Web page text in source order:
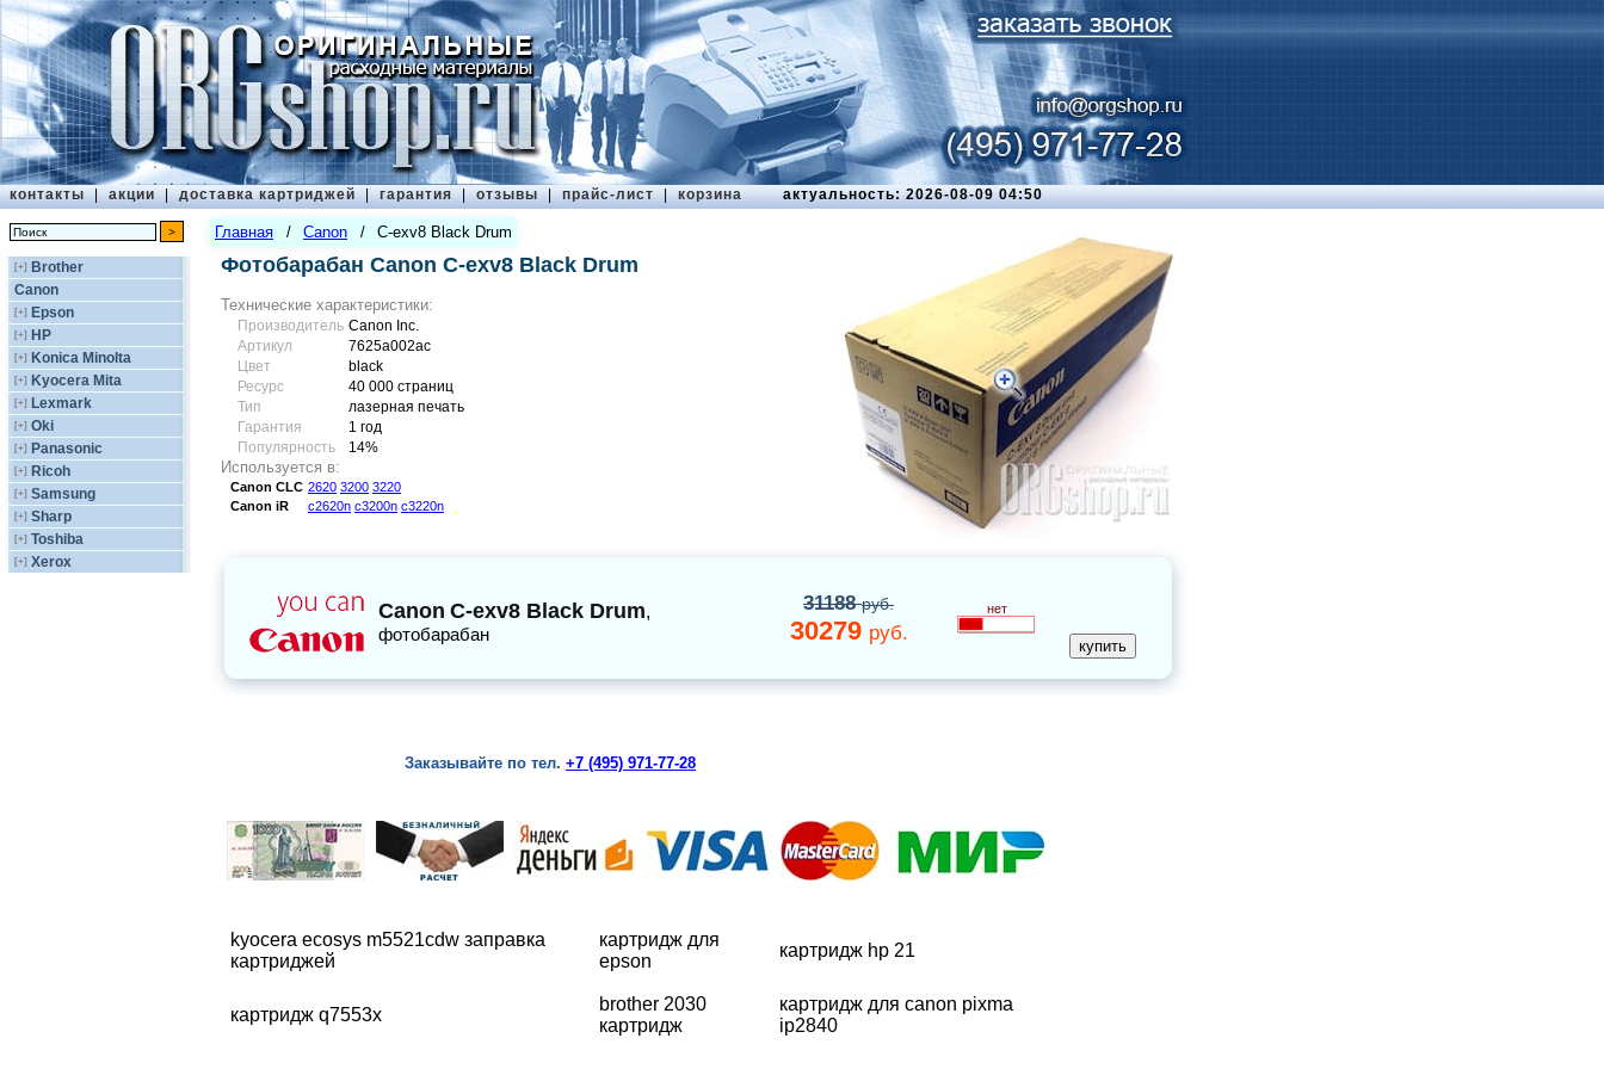
контакты | акции | доставка картриджей | гарантия | отзывы | прайс-лист | корзина актуальность: 2026-08-09 04:50
[+] Brother
Canon
[+] Epson
[+] HP
[+] Konica Minolta
[+] Kyocera Mita
[+] Lexmark
[+] Oki
[+] Panasonic
[+] Ricoh
[+] Samsung
[+] Sharp
[+] Toshiba
[+] Xerox
Главная / Canon / C-exv8 Black Drum
Фотобарабан Canon C-exv8 Black Drum
Технические характеристики:
Производитель Canon Inc.
Артикул
7625a002ac
Цвет
black
Ресурс
40 000 страниц
Тип
лазерная печать
Гарантия
1 год
Популярность
14%
Используется в:
Canon CLC 2620 3200 3220
Canon iR c2620n c3200n c3220n
Canon C-exv8 Black Drum,
фотобарабан
31188руб.
30279 руб.
нет
Заказывайте по тел. +7 (495) 971-77-28
kyocera ecosys m5521cdw заправка
картриджей
картридж для
epson
картридж hp 21
картридж q7553x
brother 2030
картридж
картридж для canon pixma
ip2840